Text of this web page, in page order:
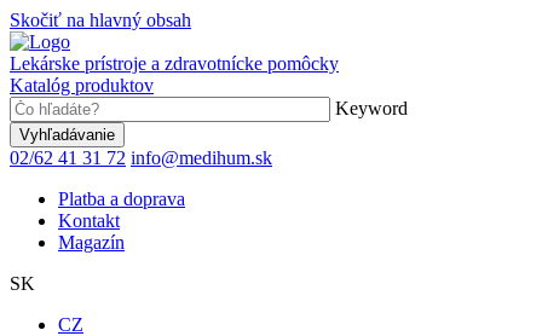
Skočiť na hlavný obsah
Lekárske prístroje a zdravotnícke pomôcky
Katalóg produktov
Keyword
02/62 41 31 72 info@medihum.sk
Platba a doprava
Kontakt
Magazín
SK
CZ